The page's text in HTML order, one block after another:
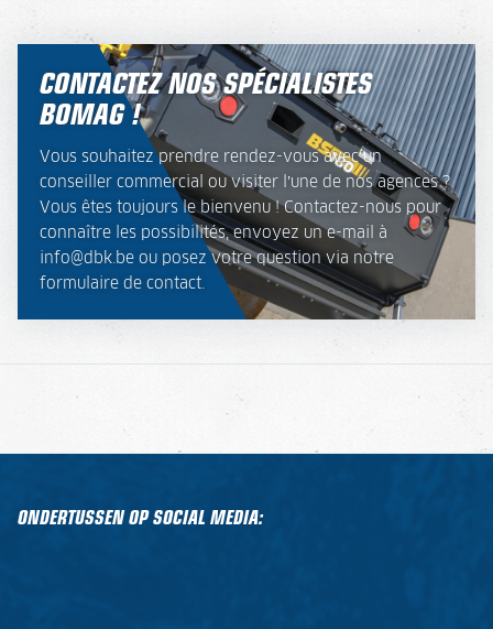
CONTACTEZ NOS SPÉCIALISTES
BOMAG !
Vous souhaitez prendre rendez-vous avec un
conseiller commercial ou visiter l’une de nos agences ?
Vous êtes toujours le bienvenu ! Contactez-nous pour
connaître les possibilités, envoyez un e-mail à
info@dbk.be ou posez votre question via notre
formulaire de contact.
ONDERTUSSEN OP SOCIAL MEDIA: